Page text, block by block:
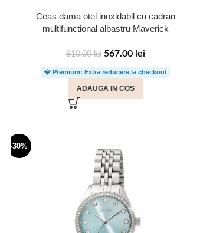
Ceas dama otel inoxidabil cu cadran
multifunctional albastru Maverick
810.00lei 567.00 lei
💎 Premium: Extra reducere la checkout
ADAUGA IN COS
-30%